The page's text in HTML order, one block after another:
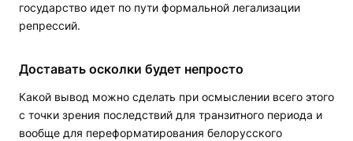
государство идет по пути формальной легализации
репрессий.
Доставать осколки будет непросто
Какой вывод можно сделать при осмыслении всего этого
с точки зрения последствий для транзитного периода и
вообще для переформатирования белорусского